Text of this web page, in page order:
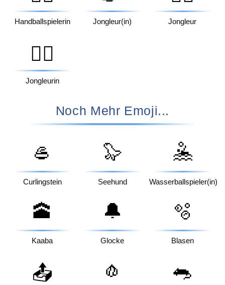
Handballspielerin Jongleur(in) Jongleur
🤹‍♀️
Jongleurin
Noch Mehr Emoji...
🥌
Curlingstein
🦭
Seehund
🤽
Wasserballspieler(in)
🕋
Kaaba
🔔
Glocke
🫧
Blasen
📤 🧄 🐀